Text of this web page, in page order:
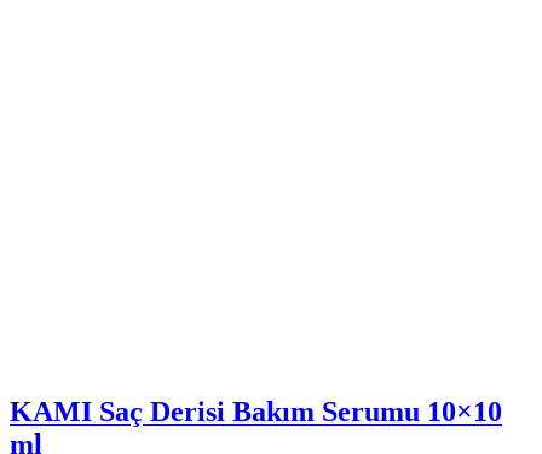
KAMI Saç Derisi Bakım Serumu 10×10
ml